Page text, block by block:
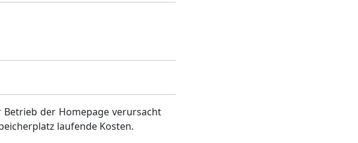
der Homepage verursacht
laufende Kosten.